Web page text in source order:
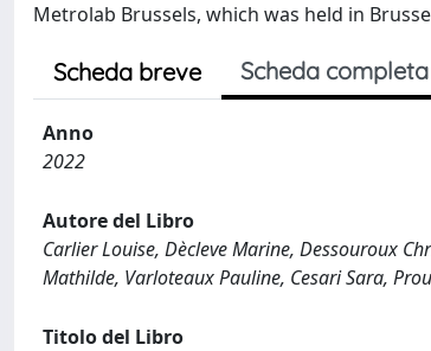
Metrolab Brussels, which was held in
Scheda breve Scheda completa
Anno
2022
Autore del Libro
Carlier Louise, Dècleve Marine, Dessouroux
Mathilde, Varloteaux Pauline, Cesari Sara,
Titolo del Libro